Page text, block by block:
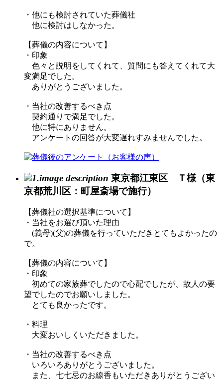
・他にも検討されていた葬儀社
他に検討はしなかった。
【葬儀の内容について】
・印象
色々と説明をしてくれて、質問にも答えてくれて大
変満足でした。
ありがとうございました。
・当社の改善するべき点
契約通りで満足でした。
他に特にありません。
アンケートの回答が大変遅れすみませんでした。
東京都江東区 Ｔ様（東
京都荒川区：町屋斎場で施行）
【葬儀社の選択基準について】
・当社をお選び頂いた理由
(義母)(父)の葬儀を行っていただきとてもよかったの
で。
【葬儀の内容について】
・印象
初めての家族葬でしたので心配でしたが、故人の要
望でしたのでお願いしました。
とても良かったです。
・料理
大変おいしくいただきました。
・当社の改善するべき点
いろいろありがとうございました。
また、七七忌のお線香もいただきありがとうござい